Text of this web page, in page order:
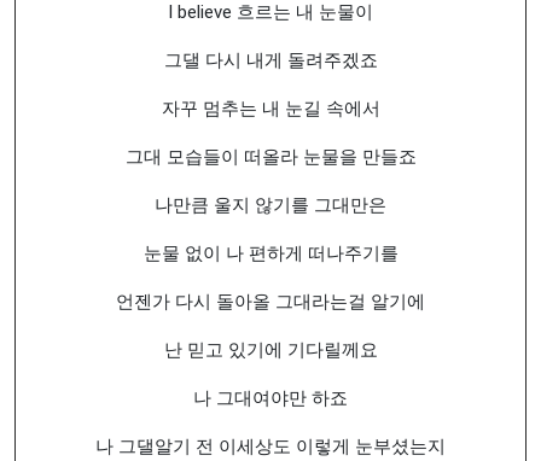
I believe 흐르는 내 눈물이
그댈 다시 내게 돌려주겠죠
자꾸 멈추는 내 눈길 속에서
그대 모습들이 떠올라 눈물을 만들죠
나만큼 울지 않기를 그대만은
눈물 없이 나 편하게 떠나주기를
언젠가 다시 돌아올 그대라는걸 알기에
난 믿고 있기에 기다릴께요
나 그대여야만 하죠
나 그댈알기 전 이세상도 이렇게 눈부셨는지